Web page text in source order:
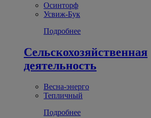
Осинторф
Усвиж-Бук
Подробнее
Сельскохозяйственная
деятельность
Весна-энерго
Тепличный
Подробнее